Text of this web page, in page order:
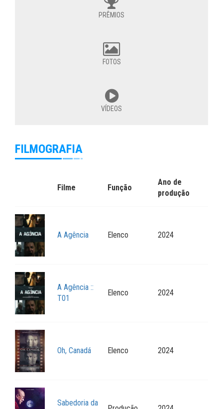
PRÊMIOS
FOTOS
VÍDEOS
FILMOGRAFIA
Filme Função
Ano de
produção
A Agência Elenco 2024
A Agência ::
T01
Elenco 2024
Oh, Canadá Elenco 2024
Sabedoria da